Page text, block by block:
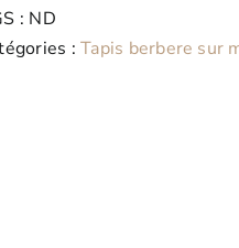
berbère
Beni
: ND
:Tapis berbere sur